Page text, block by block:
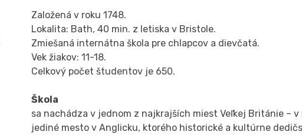
Založená v roku 1748.
Lokalita: Bath, 40 min. z letiska v Bristole.
Zmiešaná internátna škola pre chlapcov a dievčatá.
Vek žiakov: 11-18.
Celkový počet študentov je 650.
Škola
sa nachádza v jednom z najkrajších miest Veľkej Británie –
jediné mesto v Anglicku, ktorého historické a kultúrne